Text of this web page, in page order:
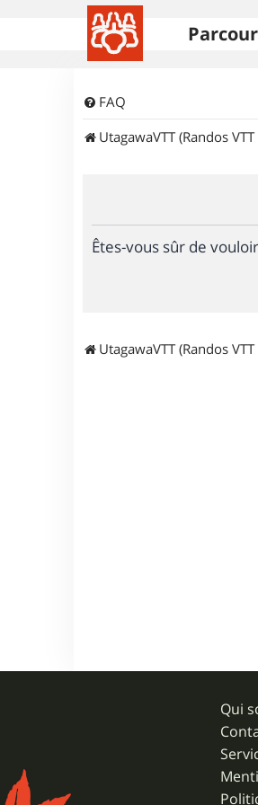
FAQ
UtagawaVTT (Randos
Êtes-vous sûr de
UtagawaVTT (Randos
Qui